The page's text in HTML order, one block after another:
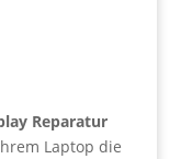
Reparatur
Laptop die